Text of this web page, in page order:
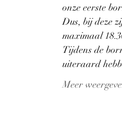
onze eerste
Dus, bij deze
maximaal
Tijdens de
uiteraard
Meer